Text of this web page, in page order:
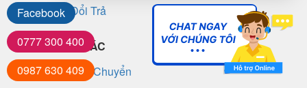
Chính Sách Đổi Trả
THÔNG TIN KHÁC
Chính Sách Vận Chuyển
Facebook
0777 300 400
0987 630 409